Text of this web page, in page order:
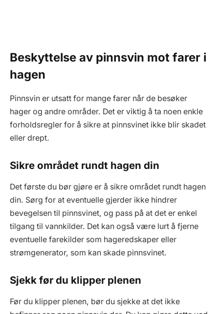
Beskyttelse av pinnsvin mot farer i
hagen
Pinnsvin er utsatt for mange farer når de besøker
hager og andre områder. Det er viktig å ta noen enkle
forholdsregler for å sikre at pinnsvinet ikke blir skadet
eller drept.
Sikre området rundt hagen din
Det første du bør gjøre er å sikre området rundt hagen
din. Sørg for at eventuelle gjerder ikke hindrer
bevegelsen til pinnsvinet, og pass på at det er enkel
tilgang til vannkilder. Det kan også være lurt å fjerne
eventuelle farekilder som hageredskaper eller
strømgenerator, som kan skade pinnsvinet.
Sjekk før du klipper plenen
Før du klipper plenen, bør du sjekke at det ikke